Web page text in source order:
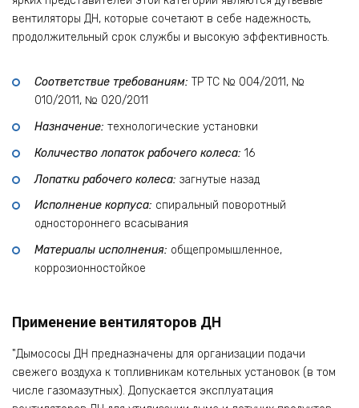
вентиляторы ДН, которые сочетают в себе надежность,
продолжительный срок службы и высокую эффективность.
Соответствие требованиям: ТР ТС № 004/2011, №
010/2011, № 020/2011
Назначение: технологические установки
Количество лопаток рабочего колеса: 16
Лопатки рабочего колеса: загнутые назад
Исполнение корпуса: спиральный поворотный
одностороннего всасывания
Материалы исполнения: общепромышленное,
коррозионностойкое
Применение вентиляторов ДН
Дымососы ДН предназначены для организации подачи
свежего воздуха к топливникам котельных установок (в том
числе газомазутных). Допускается эксплуатация